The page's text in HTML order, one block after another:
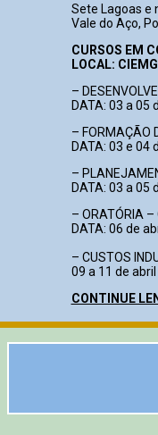
Sete Lagoas e
Vale do Aço,
CURSOS EM
LOCAL: CIEMG
–
DATA: 03 a 05
– FORMAÇÃO
DATA: 03 e 04
–
DATA: 03 a 05
– ORATÓRIA –
DATA: 06 de
– CUSTOS
09 a 11 de
CONTINUE